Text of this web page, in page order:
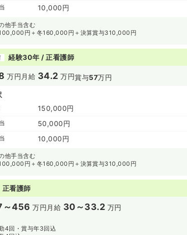
10,000円
他手当含む
円＋冬160,000円＋決算賞与310,000円
経験30年 / 正看護師
万円 月給 34.2 万円賞与57万円
150,000円
50,000円
10,000円
他手当含む
円＋冬160,000円＋決算賞与310,000円
正看護師
～456 万円 月給 30～33.2 万円
4回・賞与年3回込